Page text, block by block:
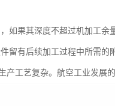
如果其深度不超过机加工余
留有后续加工过程中所需的
工艺复杂。航空工业发展